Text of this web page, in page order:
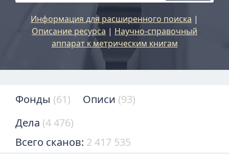
Информация для расширенного поиска |
Описание ресурса | Научно-справочный
аппарат к метрическим книгам
Фонды (61) Описи (93)
Дела (4 476)
Всего сканов: 2 417 535